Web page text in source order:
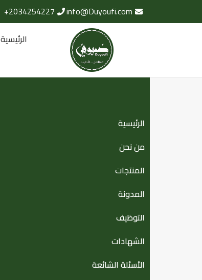
info@Duyoufi.com
2034254227+
الرئيسية
الرئيسية
من نحن
المنتجات
المدونة
التوظيف
الشهادات
الأسئلة الشائعة